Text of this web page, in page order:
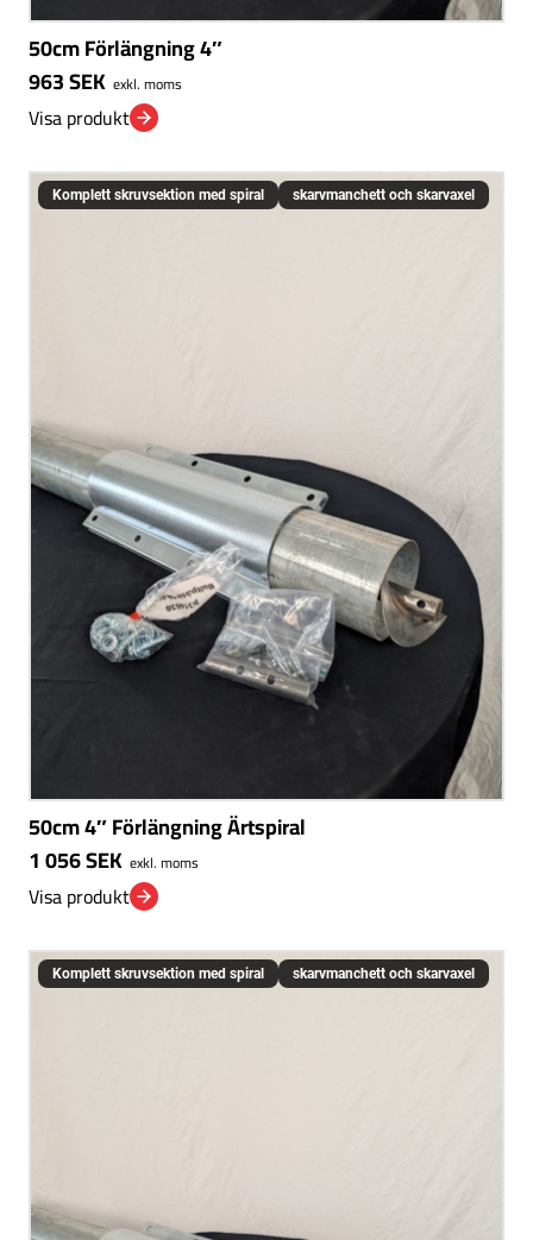
50cm Förlängning 4″
963SEK exkl. moms
Visa produkt
Komplett skruvsektion med spiral skarvmanchett och skarvaxel
50cm 4″ Förlängning Ärtspiral
1 056SEK exkl. moms
Visa produkt
Komplett skruvsektion med spiral skarvmanchett och skarvaxel